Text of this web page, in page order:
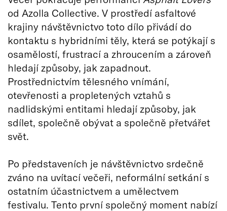
od Azolla Collective. V prostředí asfaltové
krajiny návštěvnictvo toto dílo přivádí do
kontaktu s hybridními těly, která se potýkají s
osamělostí, frustrací a zhroucením a zároveň
hledají způsoby, jak zapadnout.
Prostřednictvím tělesného vnímání,
otevřenosti a propletených vztahů s
nadlidskými entitami hledají způsoby, jak
sdílet, společně obývat a společně přetvářet
svět.
Po představeních je návštěvnictvo srdečně
zváno na uvítací večeři, neformální setkání s
ostatním účastnictvem a umělectvem
festivalu. Tento první společný moment nabízí